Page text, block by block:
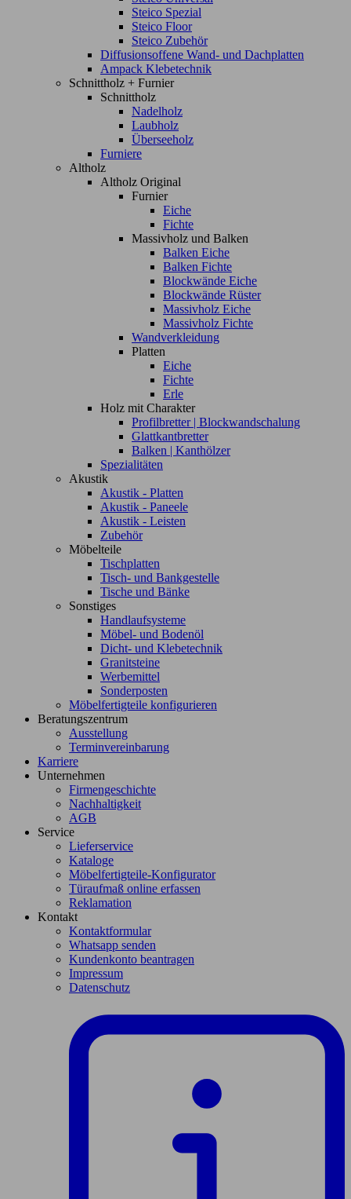
Steico Spezial
Steico Floor
Steico Zubehör
Diffusionsoffene Wand- und Dachplatten
Ampack Klebetechnik
Schnittholz + Furnier
Schnittholz
Nadelholz
Laubholz
Überseeholz
Furniere
Altholz
Altholz Original
Furnier
Eiche
Fichte
Massivholz und Balken
Balken Eiche
Balken Fichte
Blockwände Eiche
Blockwände Rüster
Massivholz Eiche
Massivholz Fichte
Wandverkleidung
Platten
Eiche
Fichte
Erle
Holz mit Charakter
Profilbretter | Blockwandschalung
Glattkantbretter
Balken | Kanthölzer
Spezialitäten
Akustik
Akustik - Platten
Akustik - Paneele
Akustik - Leisten
Zubehör
Möbelteile
Tischplatten
Tisch- und Bankgestelle
Tische und Bänke
Sonstiges
Handlaufsysteme
Möbel- und Bodenöl
Dicht- und Klebetechnik
Granitsteine
Werbemittel
Sonderposten
Möbelfertigteile konfigurieren
Beratungszentrum
Ausstellung
Terminvereinbarung
Karriere
Unternehmen
Firmengeschichte
Nachhaltigkeit
AGB
Service
Lieferservice
Kataloge
Möbelfertigteile-Konfigurator
Türaufmaß online erfassen
Reklamation
Kontakt
Kontaktformular
Whatsapp senden
Kundenkonto beantragen
Impressum
Datenschutz